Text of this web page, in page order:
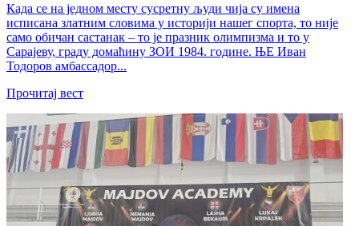
Када се на једном месту сусретну људи чија су имена
исписана златним словима у историји нашег спорта, то није
само обичан састанак – то је празник олимпизма и то у
Сарајеву, граду домаћину ЗОИ 1984. године. ЊЕ Иван
Тодоров амбассадор...
Прочитај вест